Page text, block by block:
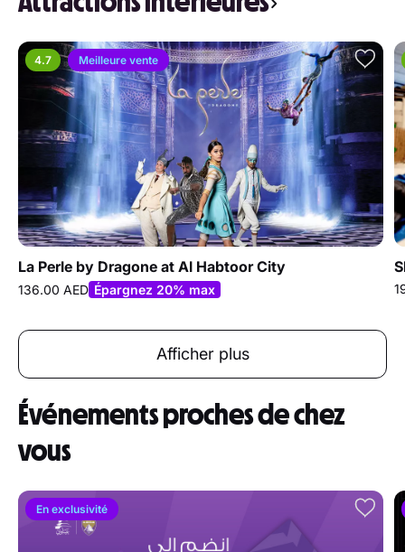
4.7 Meilleure vente
La Perle by Dragone at Al Habtoor City
136.00 AED Épargnez 20% max
Afficher plus
Événements proches de chez
vous
En exclusivité